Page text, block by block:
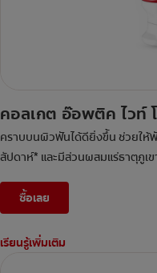
คอลเกต อ๊อพติค ไวท์
คราบบนผิวฟันได้ดียิ่งขึ้น ช่วยให้ฟั
สัปดาห์* และมีส่วนผสมแร่ธาตุภูเ
ซื้อเลย
เรียนรู้เพิ่มเติม